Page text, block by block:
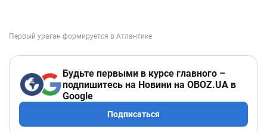
Будьте первыми в курсе главного –
подпишитесь на Новини на OBOZ.UA в
Google
Подписаться